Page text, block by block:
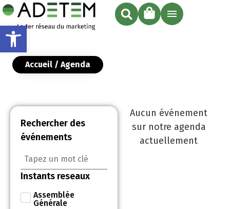
Ouvrir la barre d’outils
Accueil / Agenda
Rechercher des
événements
Instants reseaux
Assemblée
Générale
Aucun événement
sur notre agenda
actuellement